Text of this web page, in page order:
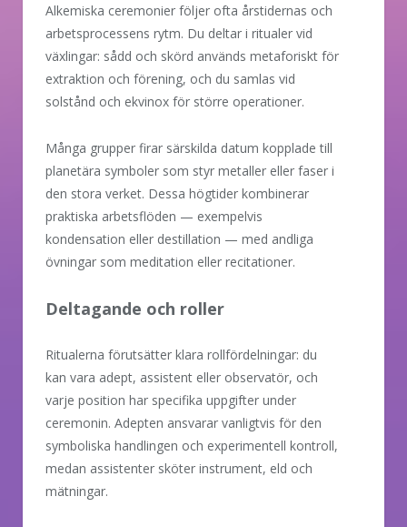
Alkemiska ceremonier följer ofta årstidernas och
arbetsprocessens rytm. Du deltar i ritualer vid
växlingar: sådd och skörd används metaforiskt för
extraktion och förening, och du samlas vid
solstånd och ekvinox för större operationer.
Många grupper firar särskilda datum kopplade till
planetära symboler som styr metaller eller faser i
den stora verket. Dessa högtider kombinerar
praktiska arbetsflöden — exempelvis
kondensation eller destillation — med andliga
övningar som meditation eller recitationer.
Deltagande och roller
Ritualerna förutsätter klara rollfördelningar: du
kan vara adept, assistent eller observatör, och
varje position har specifika uppgifter under
ceremonin. Adepten ansvarar vanligtvis för den
symboliska handlingen och experimentell kontroll,
medan assistenter sköter instrument, eld och
mätningar.